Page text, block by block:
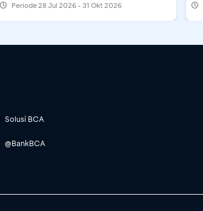
Periode28 Jul 2026 - 31 Okt 2026
Solusi BCA
@BankBCA